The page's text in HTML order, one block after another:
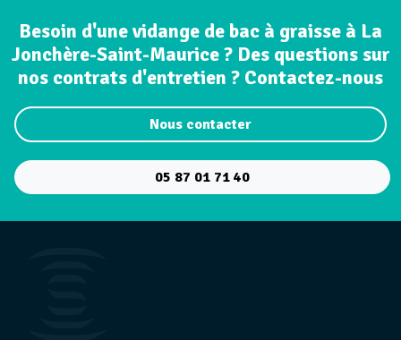
Besoin d'une vidange de bac à graisse à La
Jonchère-Saint-Maurice ? Des questions sur
nos contrats d'entretien ? Contactez-nous
Nous contacter
05 87 01 71 40